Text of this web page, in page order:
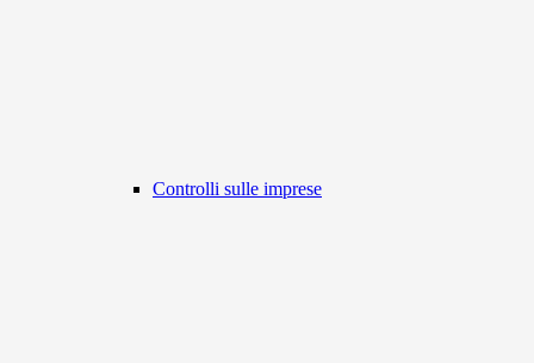
Controlli sulle imprese